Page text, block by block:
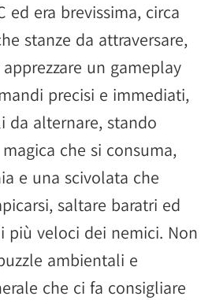
ed era brevissima, circa
stanze da attraversare,
un gameplay
precisi e immediati,
da alternare, stando
che si consuma,
e una scivolata che
saltare baratri ed
più veloci dei nemici. Non
ambientali e
che ci fa consigliare